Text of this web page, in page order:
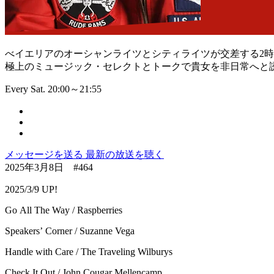
べイエリアのオーシャンライツとシティライツが交差する2時
極上のミュージック・セレクトとトークで貴女を非日常へと
Every Sat. 20:00～21:55
メッセージを送る 最新の放送を聴く
2025年3月8日 #464
2025/3/9 UP!
Go All The Way / Raspberries
Speakers’ Corner / Suzanne Vega
Handle with Care / The Traveling Wilburys